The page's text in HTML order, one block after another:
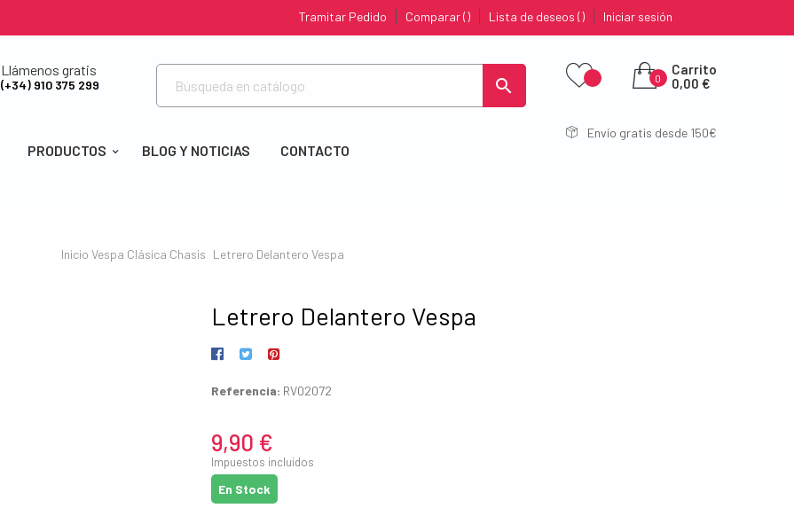
Iniciar sesión
Lista de deseos
Comparar
Tramitar Pedido
Llámenos gratis
(+34) 910 375 299 
PRODUCTOS BLOG Y NOTICIAS CONTACTO
0
Carrito
0,00 €
Envío gratis desde 150€
Inicio Vespa Clásica Chasis Letrero Delantero Vespa
Letrero Delantero Vespa
Referencia: RV02072
9,90 €
Impuestos incluidos
En Stock